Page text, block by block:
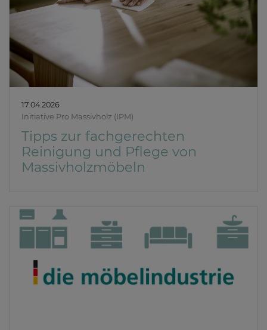
17.04.2026
Initiative Pro Massivholz (IPM)
Tipps zur fachgerechten
Reinigung und Pflege von
Massivholzmöbeln